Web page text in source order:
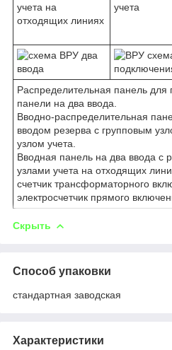
учета на
отходящих линиях
учета
Распределительная панель для
панели на два ввода.
Вводно-распределительная
вводом резерва с групповым
узлом учета.
Вводная панель на два ввода с
узлами учета на отходящих
счетчик трансформаторного
электросчетчик прямого
Скрыть
Способ упаковки
стандартная заводская
Характеристики